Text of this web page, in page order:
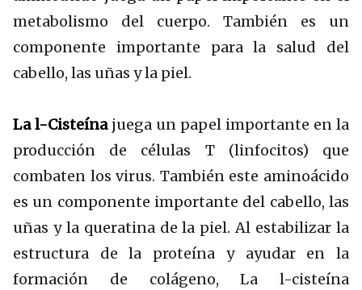
metabolismo del cuerpo. También es un
componente importante para la salud del
cabello, las uñas y la piel.
La l-Cisteína juega un papel importante en la
producción de células T (linfocitos) que
combaten los virus. También este aminoácido
es un componente importante del cabello, las
uñas y la queratina de la piel. Al estabilizar la
estructura de la proteína y ayudar en la
formación de colágeno, La l-cisteína